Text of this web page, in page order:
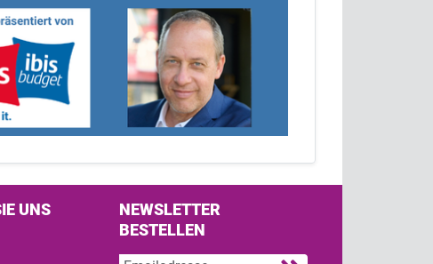
UNS
on Facebook
us on Twitter
NEWSLETTER
BESTELLEN